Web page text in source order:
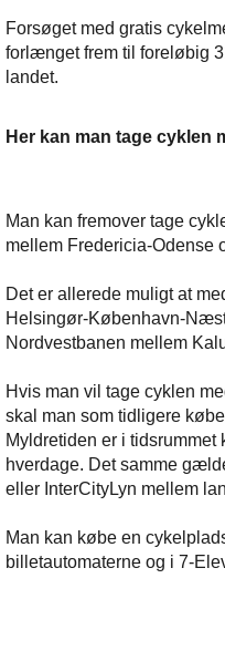
Forsøget med gratis
forlænget frem til foreløbig
landet.
Her kan man tage cyklen
Man kan fremover tage
mellem Fredericia-Odense
Det er allerede muligt at
Helsingør-København-
Nordvestbanen mellem
Hvis man vil tage cyklen
skal man som tidligere
Myldretiden er i
hverdage. Det samme
eller InterCityLyn mellem
Man kan købe en
billetautomaterne og i 7-